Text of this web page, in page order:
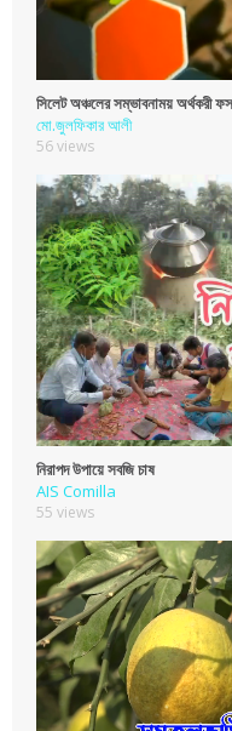
সিলেট অঞ্চলের সম্ভাবনাময় অর্থকরী
মো.জুলফিকার আলী
56 views
নিরাপদ উপায়ে সবজি চাষ
AIS Comilla
55 views